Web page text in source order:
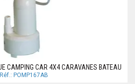
CAMPING CAR 4X4 CARAVANES BATEAU
Réf.: POMP167AB